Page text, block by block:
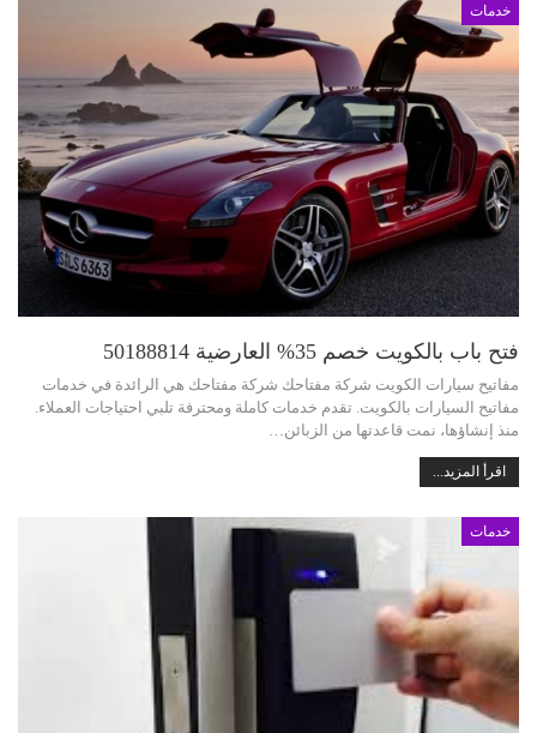
خدمات
فتح باب بالكويت خصم 35% العارضية 50188814
مفاتيح سيارات الكويت شركة مفتاحك شركة مفتاحك هي الرائدة في خدمات
مفاتيح السيارات بالكويت. تقدم خدمات كاملة ومحترفة تلبي احتياجات العملاء.
منذ إنشاؤها، نمت قاعدتها من الزبائن…
اقرأ المزيد...
خدمات